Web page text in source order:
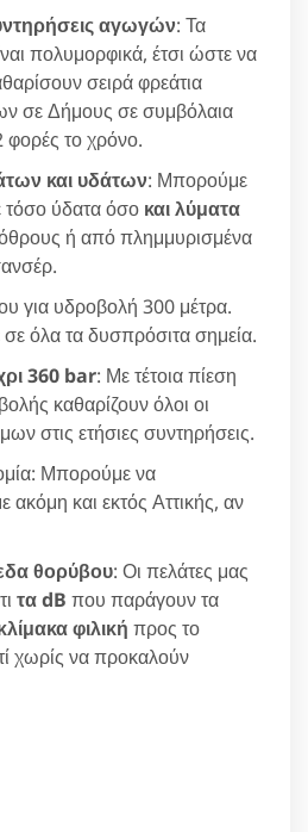
αγωγών: Τα
πολυμορφικά, έτσι ώστε να
σειρά φρεάτια
σε Δήμους σε συμβόλαια
το χρόνο.
και υδάτων: Μπορούμε
τόσο ύδατα όσο και λύματα
ή από πλημμυρισμένα
για υδροβολή 300 μέτρα.
όλα τα δυσπρόσιτα σημεία.
360 bar: Με τέτοια πίεση
καθαρίζουν όλοι οι
στις ετήσιες συντηρήσεις.
Μπορούμε να
ακόμη και εκτός Αττικής, αν
θορύβου: Οι πελάτες μας
τα dB που παράγουν τα
φιλική προς το
χωρίς να προκαλούν